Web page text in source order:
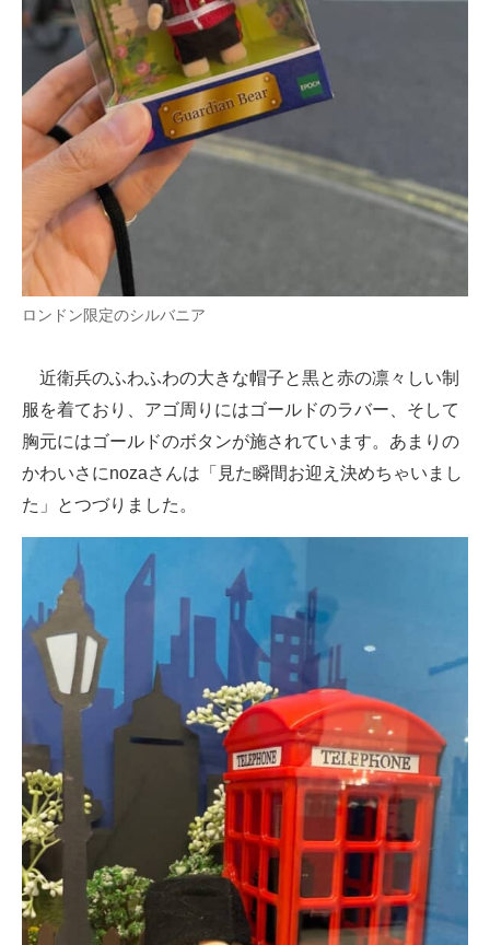
ロンドン限定のシルバニア
近衛兵のふわふわの大きな帽子と黒と赤の凛々しい制
服を着ており、アゴ周りにはゴールドのラバー、そして
胸元にはゴールドのボタンが施されています。あまりの
かわいさにnozaさんは「見た瞬間お迎え決めちゃいまし
た」とつづりました。